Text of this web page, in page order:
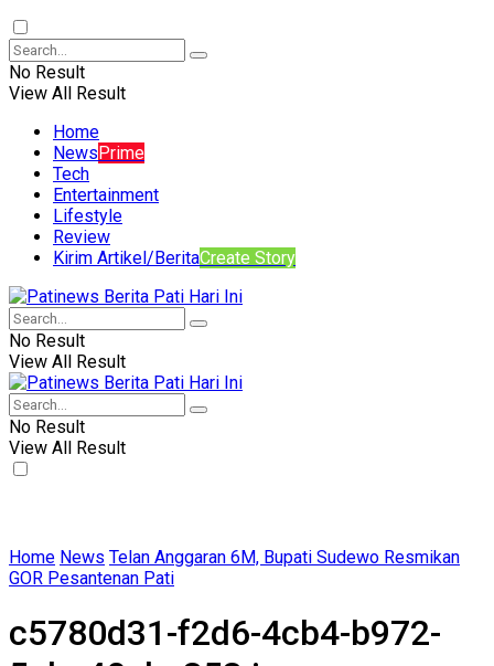
No Result
View All Result
Home
NewsPrime
Tech
Entertainment
Lifestyle
Review
Kirim Artikel/BeritaCreate Story
No Result
View All Result
No Result
View All Result
Home News Telan Anggaran 6M, Bupati Sudewo Resmikan
GOR Pesantenan Pati
c5780d31-f2d6-4cb4-b972-